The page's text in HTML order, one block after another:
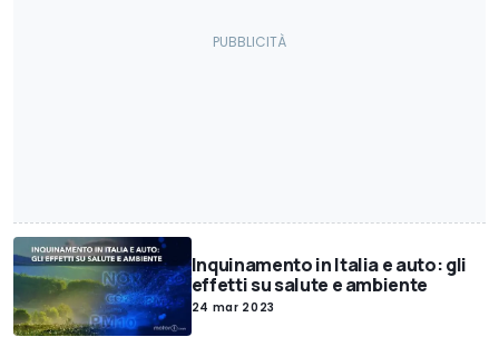
Inquinamento in Italia e auto: gli
effetti su salute e ambiente
24 mar 2023